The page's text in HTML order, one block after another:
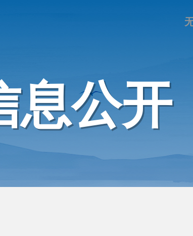
息公开